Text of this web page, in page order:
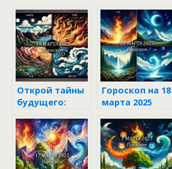
знаков
зодиака
для всех
знаков
зодиака
Открой тайны
будущего:
всех знаков
зодиака на 19
марта 2025
Гороскоп на 18
марта 2025